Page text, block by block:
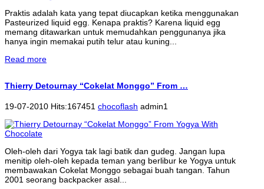
Praktis adalah kata yang tepat diucapkan ketika menggunakan
Pasteurized liquid egg. Kenapa praktis? Karena liquid egg
memang ditawarkan untuk memudahkan penggunanya jika
hanya ingin memakai putih telur atau kuning...
Read more
Thierry Detournay “Cokelat Monggo” From …
19-07-2010 Hits:167451 chocoflash admin1
Oleh-oleh dari Yogya tak lagi batik dan gudeg. Jangan lupa
menitip oleh-oleh kepada teman yang berlibur ke Yogya untuk
membawakan Cokelat Monggo sebagai buah tangan. Tahun
2001 seorang backpacker asal...